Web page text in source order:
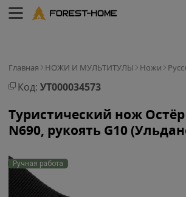
Главная НОЖИ И МУЛЬТИТУЛЫ Ножи
Код: УТ000034573
Туристический нож Остёр
N690, рукоять G10
Ручная работа